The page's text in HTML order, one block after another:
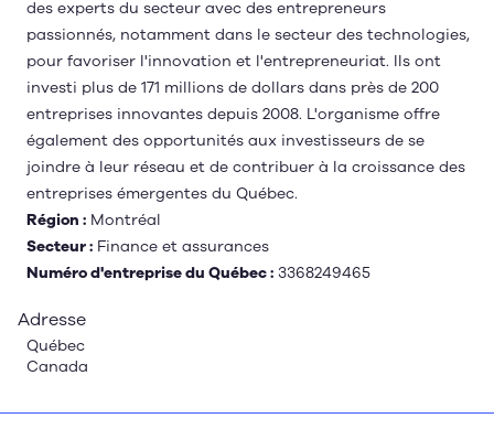
des experts du secteur avec des entrepreneurs
passionnés, notamment dans le secteur des technologies,
pour favoriser l'innovation et l'entrepreneuriat. Ils ont
investi plus de 171 millions de dollars dans près de 200
entreprises innovantes depuis 2008. L'organisme offre
également des opportunités aux investisseurs de se
joindre à leur réseau et de contribuer à la croissance des
entreprises émergentes du Québec.
Région : Montréal
Secteur : Finance et assurances
Numéro d'entreprise du Québec : 3368249465
Adresse
Québec
Canada